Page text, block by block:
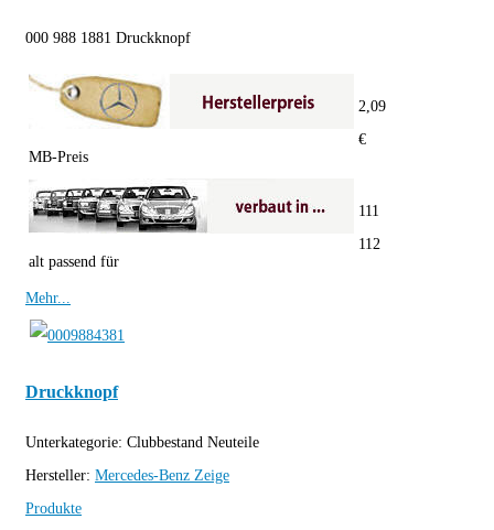
000 988 1881 Druckknopf
MB-Preis
2,09
€
alt passend für
111
112
Mehr...
Druckknopf
Unterkategorie: Clubbestand Neuteile
Hersteller: Mercedes-Benz Zeige
Produkte